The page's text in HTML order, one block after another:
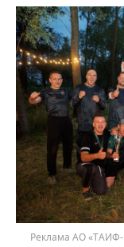
Реклама АО